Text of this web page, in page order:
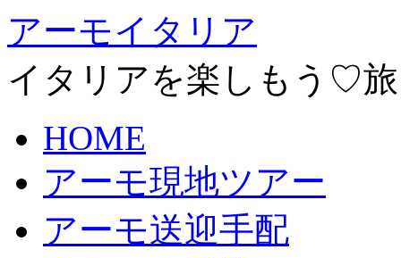
アーモイタリア
イタリアを楽しもう♡
HOME
アーモ現地ツアー
アーモ送迎手配